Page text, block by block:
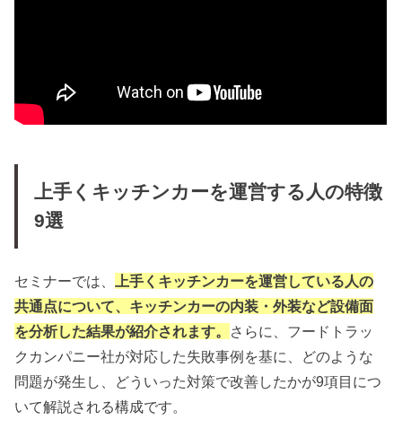
上手くキッチンカーを運営する人の特徴
9選
セミナーでは、
上手くキッチンカーを運営している人の
共通点について、キッチンカーの内装・外装など設備面
を分析した結果が紹介されます。 さらに、フードトラッ
クカンパニー社が対応した失敗事例を基に、どのような
問題が発生し、どういった対策で改善したかが9項目につ
いて解説される構成です。